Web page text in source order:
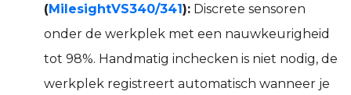
(MilesightVS340/341): Discrete sensoren
onder de werkplek met een nauwkeurigheid
tot 98%. Handmatig inchecken is niet nodig, de
werkplek registreert automatisch wanneer je